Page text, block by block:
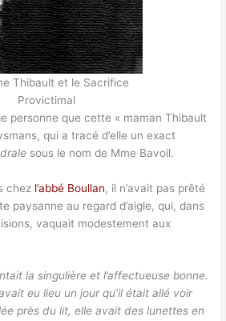
Thibault et le Sacrifice
Provictimal
personne que cette « maman Thibault
qui a tracé d’elle un exact
sous le nom de Mme Bavoil.
chez l’abbé Boullan, il n’avait pas prêté
paysanne au regard d’aigle, qui, dans
vaquait modestement aux
la singulière et l’affectueuse bonne.
eu lieu un jour qu’il était allé voir
près du lit, elle avait des lunettes en